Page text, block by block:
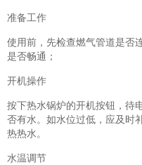
准备工作
使用前，先检查燃气管道是否
是否畅通；
开机操作
按下热水锅炉的开机按钮，待
否有水。如水位过低，应及时
热热水。
水温调节